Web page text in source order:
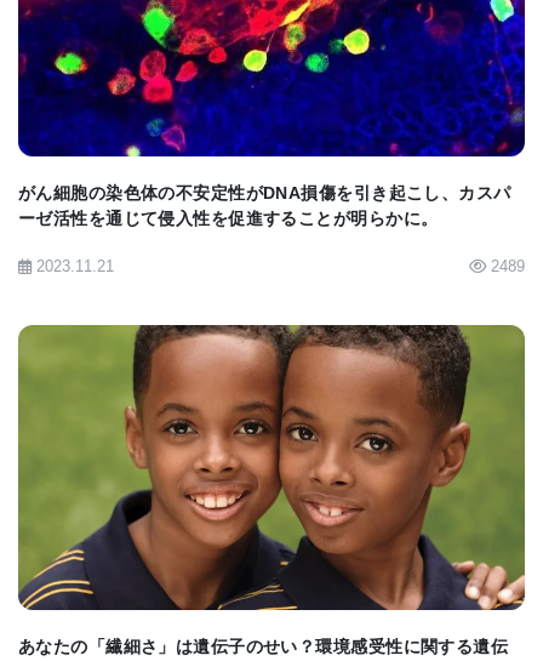
BIOMARKET JP
がん細胞の染色体の不安定性がDNA損傷を引き起こし、カスパ
ーゼ活性を通じて侵入性を促進することが明らかに。
2023.11.21 2489
BIOMARKET JP
あなたの「繊細さ」は遺伝子のせい？環境感受性に関する遺伝